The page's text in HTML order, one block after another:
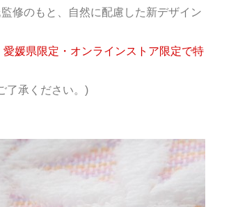
修のもと、自然に配慮した新デザイン
媛県限定・オンラインストア限定で特
了承ください。)